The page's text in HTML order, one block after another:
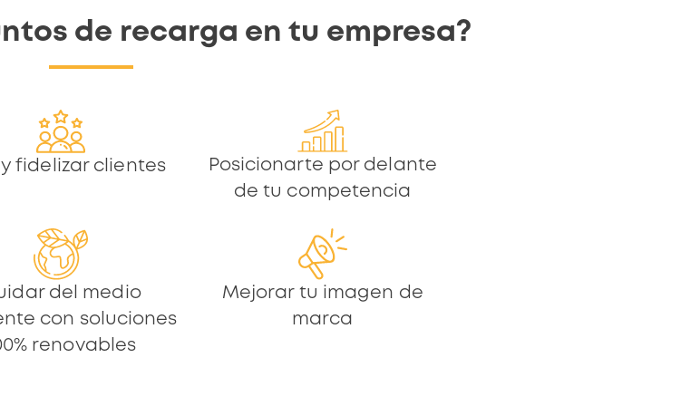
de recarga en tu empresa?
fidelizar clientes
Posicionarte por delante
de tu competencia
del medio
con soluciones
renovables
Mejorar tu imagen de
marca